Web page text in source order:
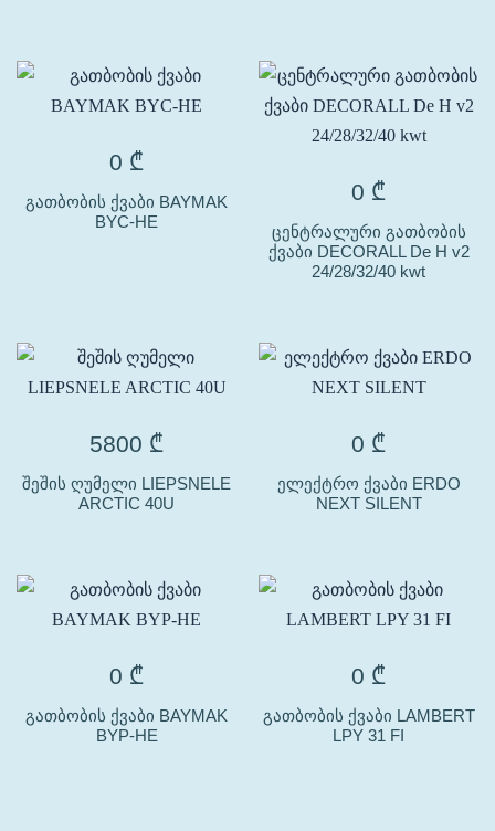
0 ₾
გათბობის ქვაბი BAYMAK
BYC-HE
0 ₾
ცენტრალური გათბობის
ქვაბი DECORALL De H v2
24/28/32/40 kwt
5800 ₾
შეშის ღუმელი LIEPSNELE
ARCTIC 40U
0 ₾
ელექტრო ქვაბი ERDO
NEXT SILENT
0 ₾
გათბობის ქვაბი BAYMAK
BYP-HE
0 ₾
გათბობის ქვაბი LAMBERT
LPY 31 FI